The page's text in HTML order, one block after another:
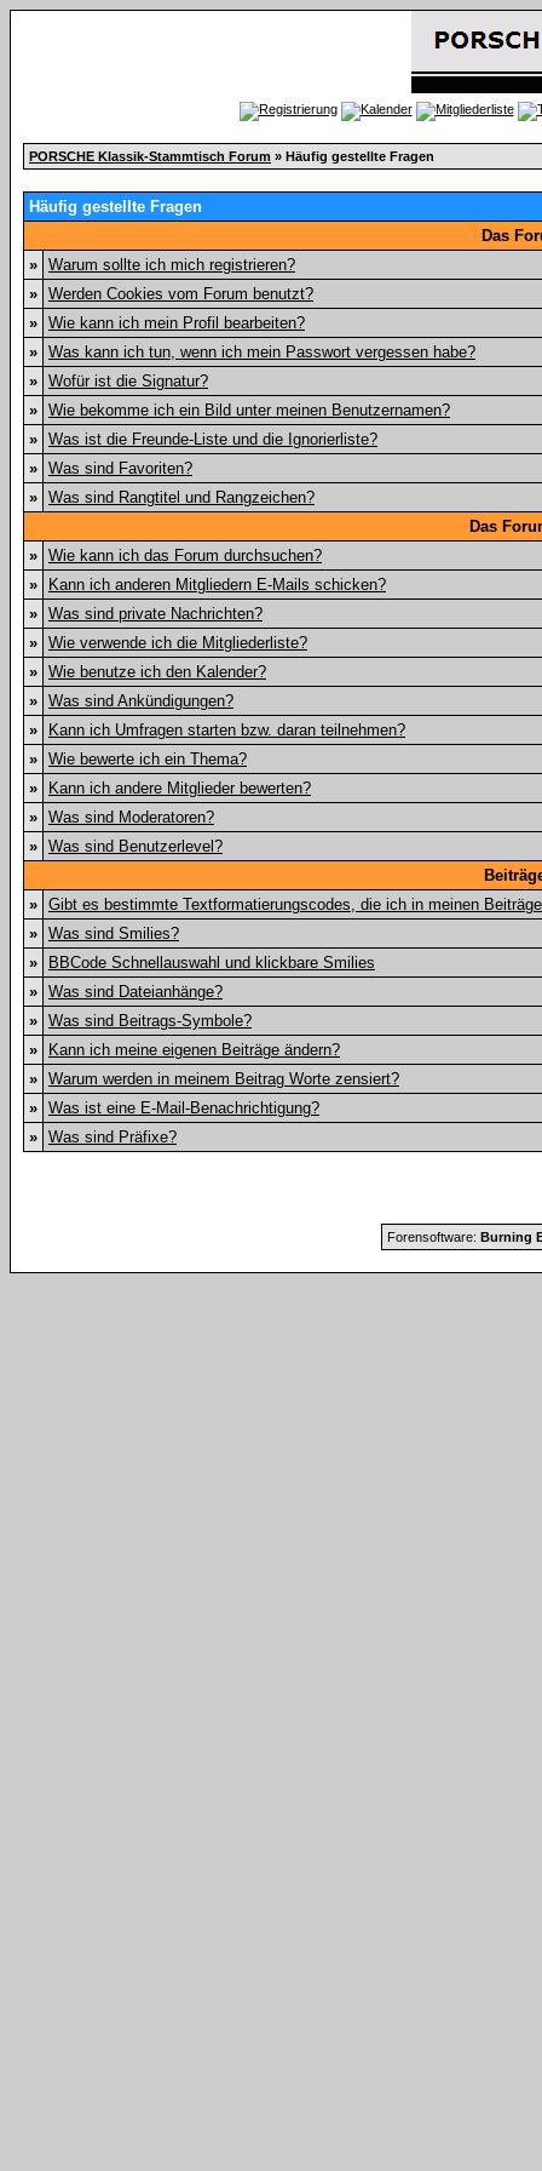
PORSCHE Klassik-Stammtisch Forum » Häufig gestellte Fragen
Häufig gestellte Fragen
Das
» Warum sollte ich mich registrieren?
» Werden Cookies vom Forum benutzt?
» Wie kann ich mein Profil bearbeiten?
» Was kann ich tun, wenn ich mein Passwort vergessen habe?
» Wofür ist die Signatur?
» Wie bekomme ich ein Bild unter meinen Benutzernamen?
» Was ist die Freunde-Liste und die Ignorierliste?
» Was sind Favoriten?
» Was sind Rangtitel und Rangzeichen?
Das
» Wie kann ich das Forum durchsuchen?
»
Kann ich anderen Mitgliedern E-Mails schicken?
» Was sind private Nachrichten?
» Wie verwende ich die Mitgliederliste?
» Wie benutze ich den Kalender?
» Was sind Ankündigungen?
»
Kann ich Umfragen starten bzw. daran teilnehmen?
» Wie bewerte ich ein Thema?
»
Kann ich andere Mitglieder bewerten?
» Was sind Moderatoren?
» Was sind Benutzerlevel?
» Gibt es bestimmte Textformatierungscodes, die ich in meinen
» Was sind Smilies?
»
BBCode Schnellauswahl und klickbare Smilies
» Was sind Dateianhänge?
» Was sind Beitrags-Symbole?
»
Kann ich meine eigenen Beiträge ändern?
» Warum werden in meinem Beitrag Worte zensiert?
» Was ist eine E-Mail-Benachrichtigung?
» Was sind Präfixe?
Forensoftware: Burning